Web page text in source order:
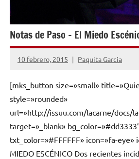
Notas de Paso – El Miedo
10 febrero, 2015 Paquita Garcia
No
comentarios
[mks_button size=»small»
style=»rounded»
url=»http://issuu.com/lacarne/docs/
target=»_blank»
txt_color=»#FFFFFF» icon=»fa-eye»
MIEDO ESCÉNICO Dos recientes